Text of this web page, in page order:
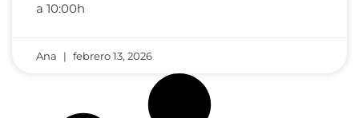
a 10:00h
Ana febrero 13, 2026